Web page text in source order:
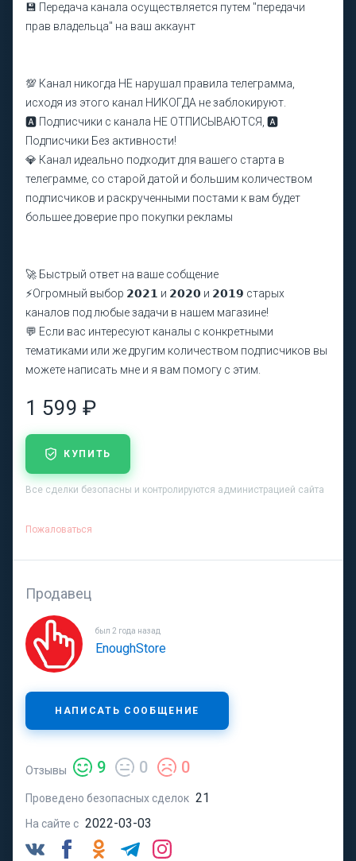
💾 Передача канала осуществляется путем "передачи
прав владельца" на ваш аккаунт
💯 Канал никогда НЕ нарушал правила телеграмма,
исходя из этого канал НИКОГДА не заблокируют.
🅰️ Подписчики с канала НЕ ОТПИСЫВАЮТСЯ, 🅰️
Подписчики Без активности!
💎 Канал идеально подходит для вашего старта в
телеграмме, со старой датой и большим количеством
подписчиков и раскрученными постами к вам будет
большее доверие про покупки рекламы
🚀 Быстрый ответ на ваше собщение
⚡Огромный выбор 𝟮𝟬𝟮𝟭 и 𝟮𝟬𝟮𝟬 и 𝟮𝟬𝟭𝟵 старых
каналов под любые задачи в нашем магазине!
💬 Если вас интересуют каналы с конкретными
тематиками или же другим количеством подписчиков вы
можете написать мне и я вам помогу с этим.
1 599 ₽
КУПИТЬ
Все сделки безопасны и контролируются администрацией сайта
Пожаловаться
Продавец
был 2 года назад
EnoughStore
НАПИСАТЬ СООБЩЕНИЕ
Отзывы 9 0 0
Проведено безопасных сделок 21
На сайте с 2022-03-03